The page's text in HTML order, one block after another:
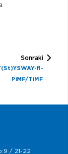
Sonraki
fl-
PiMF/TiMF
/ 21-22